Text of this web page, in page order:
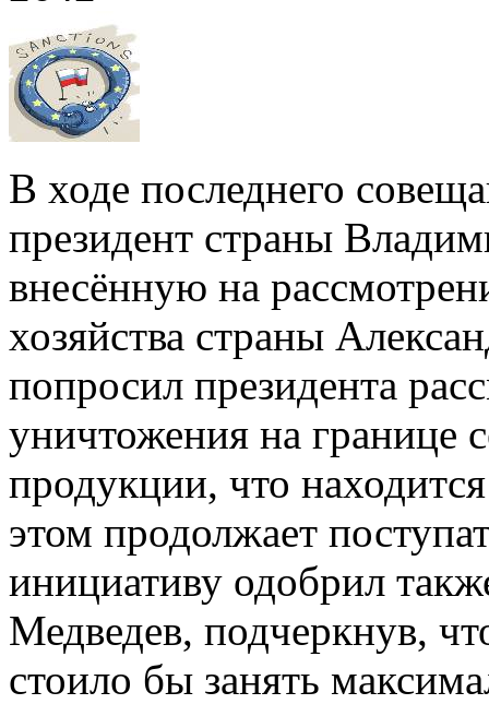
В ходе последнего
президент страны
внесённую на
хозяйства страны
попросил президента
уничтожения на границе
продукции, что
этом продолжает
инициативу одобрил
Медведев, подчеркнув,
стоило бы занять